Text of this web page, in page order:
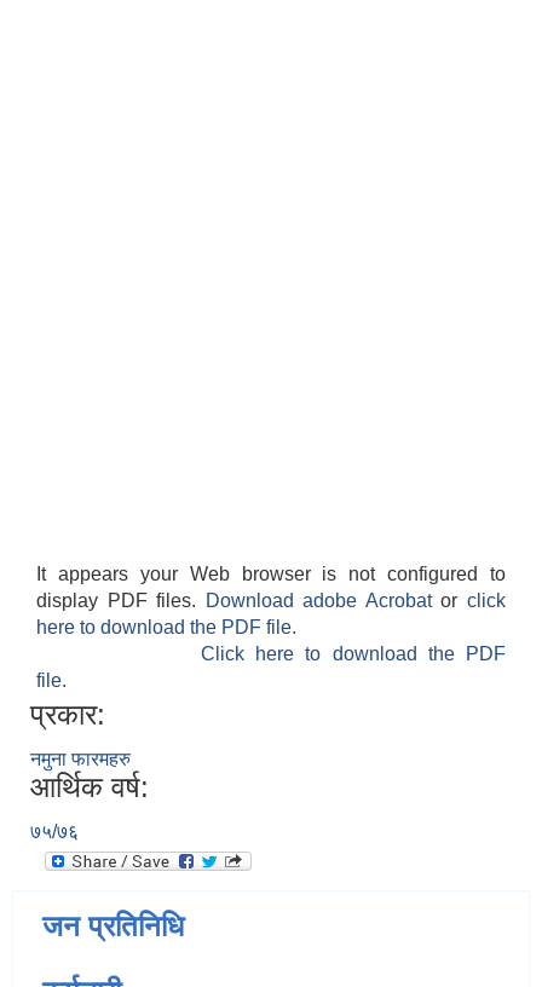
It appears your Web browser is not configured to
display PDF files.
Download adobe Acrobatorclick
here to download the PDF file.
Click here to download the PDF
file.
प्रकार:
नमुना फारमहरु
आर्थिक वर्ष:
७५/७६
जन प्रतिनिधि